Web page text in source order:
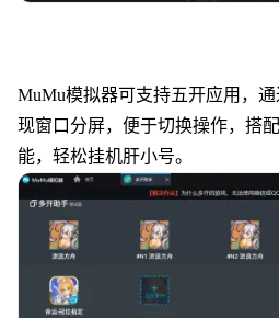
MuMu模拟器可支持五开应用，
现窗口分屏，便于切换操作，搭
能，轻松挂机肝小号。